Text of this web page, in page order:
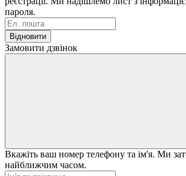
пароля.
Відновити
Замовити дзвінок
Вкажіть ваш номер телефону та ім'я. Ми
найближчим часом.